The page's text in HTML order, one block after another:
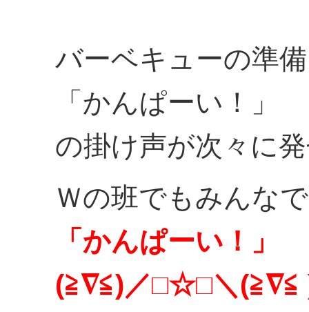
バーベキューの準
「かんぱーい！」
の掛け声が次々に
Ｗの班でもみんなで
「かんぱーい！」
(≧∇≦)／□☆□＼(≧∇≦